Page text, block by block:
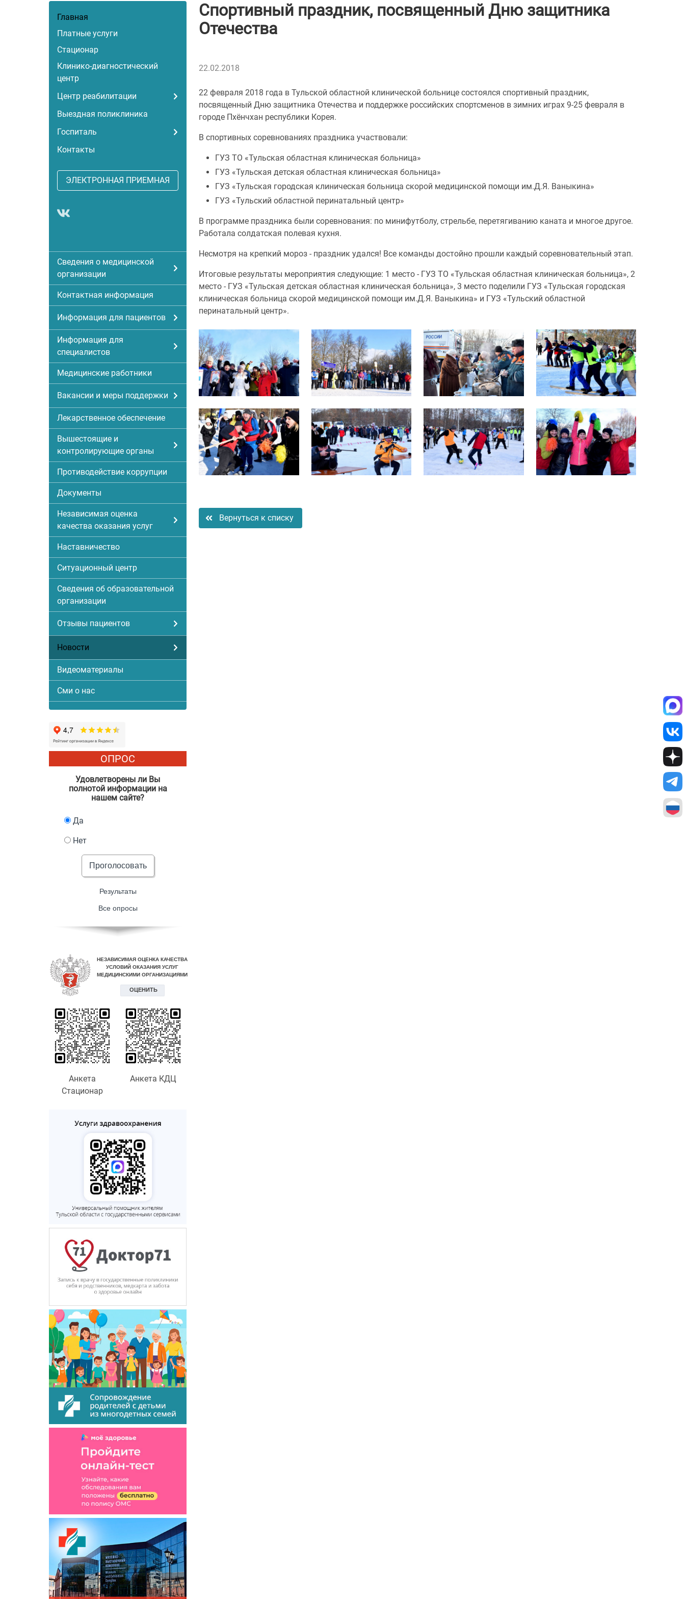
Главная
Платные услуги
Стационар
Клинико-диагностический
центр
Центр реабилитации
Выездная поликлиника
Госпиталь
Контакты
ЭЛЕКТРОННАЯ ПРИЕМНАЯ
Сведения о медицинской
организации
Контактная информация
Информация для пациентов
Информация для
специалистов
Медицинские работники
Вакансии и меры поддержки
Лекарственное обеспечение
Вышестоящие и
контролирующие органы
Противодействие коррупции
Документы
Независимая оценка
качества оказания услуг
Наставничество
Ситуационный центр
Сведения об образовательной
организации
Отзывы пациентов
Новости
Видеоматериалы
Сми о нас
ОПРОС
Удовлетворены ли Вы
полнотой информации на
нашем сайте?
Да
Нет
Проголосовать
Результаты
Все опросы
Анкета
Стационар
Анкета КДЦ
Спортивный праздник, посвященный Дню защитника
Отечества
22.02.2018
22 февраля 2018 года в Тульской областной клинической больнице состоялся спортивный праздник,
посвященный Дню защитника Отечества и поддержке российских спортсменов в зимних играх 9-25 февраля в
городе Пхёнчхан республики Корея.
В спортивных соревнованиях праздника участвовали:
ГУЗ ТО «Тульская областная клиническая больница»
ГУЗ «Тульская детская областная клиническая больница»
ГУЗ «Тульская городская клиническая больница скорой медицинской помощи им.Д.Я. Ваныкина»
ГУЗ «Тульский областной перинатальный центр»
В программе праздника были соревнования: по минифутболу, стрельбе, перетягиванию каната и многое другое.
Работала солдатская полевая кухня.
Несмотря на крепкий мороз - праздник удался! Все команды достойно прошли каждый соревновательный этап.
Итоговые результаты мероприятия следующие: 1 место - ГУЗ ТО «Тульская областная клиническая больница», 2
место - ГУЗ «Тульская детская областная клиническая больница», 3 место поделили ГУЗ «Тульская городская
клиническая больница скорой медицинской помощи им.Д.Я. Ваныкина» и ГУЗ «Тульский областной
перинатальный центр».
Вернуться к списку